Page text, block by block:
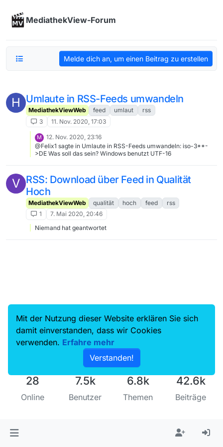
MediathekView-Forum
Melde dich an, um einen Beitrag zu erstellen
H Umlaute in RSS-Feeds umwandeln
MediathekViewWeb feed umlaut
rss
3
11. Nov. 2020, 17:03
M
12. Nov. 2020, 23:16
@Felix1 sagte in Umlaute in RSS-Feeds umwandeln: iso-3**-
>DE Was soll das sein? Windows benutzt UTF-16
V RSS: Download über Feed in Qualität
Hoch
MediathekViewWeb qualität hoch feed
rss
1
7. Mai 2020, 20:46
Niemand hat geantwortet
28
Online
7.5k
Benutzer
6.8k
Themen
42.6k
Beiträge
Mit der Nutzung dieser Website erklären Sie sich
damit einverstanden, dass wir Cookies
verwenden. Erfahre mehr
Verstanden!